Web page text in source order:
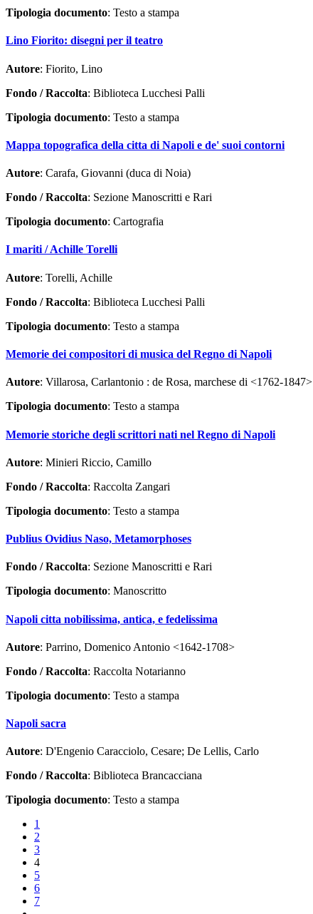
Tipologia documento: Testo a stampa
Lino Fiorito: disegni per il teatro
Autore: Fiorito, Lino
Fondo / Raccolta: Biblioteca Lucchesi Palli
Tipologia documento: Testo a stampa
Mappa topografica della citta di Napoli e de' suoi contorni
Autore: Carafa, Giovanni (duca di Noia)
Fondo / Raccolta: Sezione Manoscritti e Rari
Tipologia documento: Cartografia
I mariti / Achille Torelli
Autore: Torelli, Achille
Fondo / Raccolta: Biblioteca Lucchesi Palli
Tipologia documento: Testo a stampa
Memorie dei compositori di musica del Regno di Napoli
Autore: Villarosa, Carlantonio : de Rosa, marchese di <1762-1847>
Tipologia documento: Testo a stampa
Memorie storiche degli scrittori nati nel Regno di Napoli
Autore: Minieri Riccio, Camillo
Fondo / Raccolta: Raccolta Zangari
Tipologia documento: Testo a stampa
Publius Ovidius Naso, Metamorphoses
Fondo / Raccolta: Sezione Manoscritti e Rari
Tipologia documento: Manoscritto
Napoli citta nobilissima, antica, e fedelissima
Autore: Parrino, Domenico Antonio <1642-1708>
Fondo / Raccolta: Raccolta Notarianno
Tipologia documento: Testo a stampa
Napoli sacra
Autore: D'Engenio Caracciolo, Cesare; De Lellis, Carlo
Fondo / Raccolta: Biblioteca Brancacciana
Tipologia documento: Testo a stampa
1
2
3
4
5
6
7